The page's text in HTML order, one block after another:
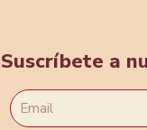
Suscríbete a